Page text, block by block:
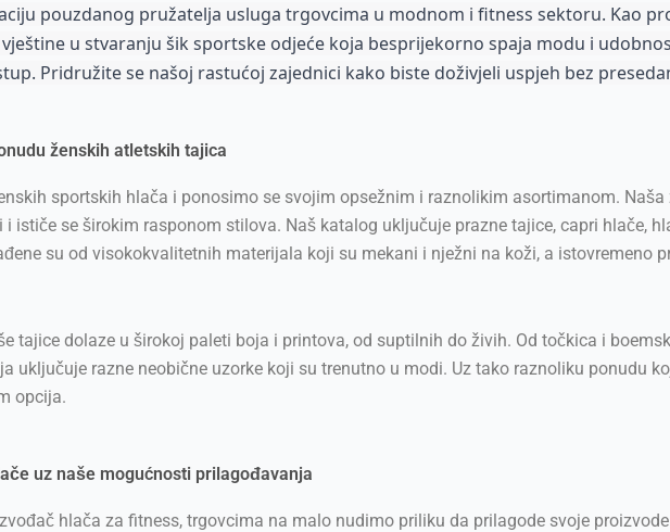
pouzdanog pružatelja usluga trgovcima u modnom i fitness sektoru. Kao
u stvaranju šik sportske odjeće koja besprijekorno spaja modu i
Pridružite se našoj rastućoj zajednici kako biste doživjeli uspjeh bez
ženskih atletskih tajica
sportskih hlača i ponosimo se svojim opsežnim i raznolikim asortimanom.
ističe se širokim rasponom stilova. Naš katalog uključuje prazne tajice, capri hlače,
su od visokokvalitetnih materijala koji su mekani i nježni na koži, a istovremeno
tajice dolaze u širokoj paleti boja i printova, od suptilnih do živih. Od točkica i
uključuje razne neobične uzorke koji su trenutno u modi. Uz tako raznoliku ponudu
opcija.
uz naše mogućnosti prilagođavanja
hlača za fitness, trgovcima na malo nudimo priliku da prilagode svoje